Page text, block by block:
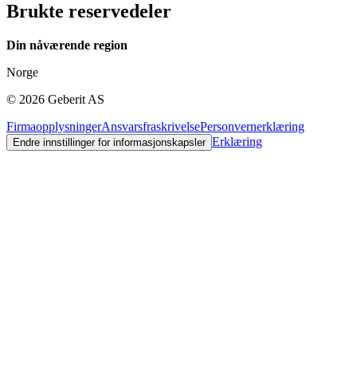
Brukte reservedeler
Din nåværende region
Norge
© 2026 Geberit AS
FirmaopplysningerAnsvarsfraskrivelsePersonvernerklæring
Endre innstillinger for informasjonskapsler Erklæring